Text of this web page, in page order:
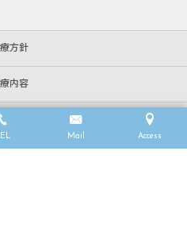
方針
内容
ック案内
Mail Access